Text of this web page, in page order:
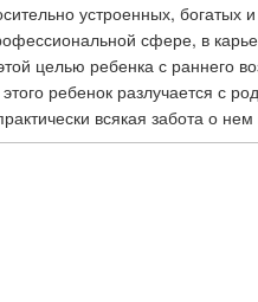
устроенных,
сфере, в
целью ребенка с раннего
ребенок разлучается с
всякая забота о